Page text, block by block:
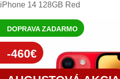
iPhone 14 128GB Red
DOPRAVA ZADARMO
-460€